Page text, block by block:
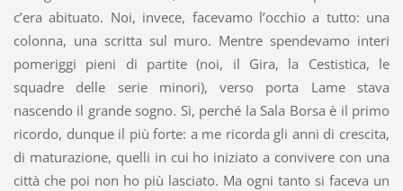
c’era abituato. Noi, invece, facevamo l’occhio a tutto: una
colonna, una scritta sul muro. Mentre spendevamo interi
pomeriggi pieni di partite (noi, il Gira, la Cestistica, le
squadre delle serie minori), verso porta Lame stava
nascendo il grande sogno. Sì, perché la Sala Borsa è il primo
ricordo, dunque il più forte: a me ricorda gli anni di crescita,
di maturazione, quelli in cui ho iniziato a convivere con una
città che poi non ho più lasciato. Ma ogni tanto si faceva un